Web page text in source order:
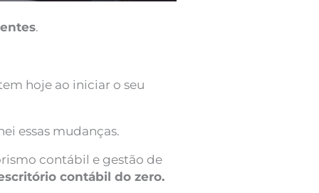
.
hoje ao iniciar o seu
essas mudanças.
contábil e gestão de
contábil do zero.